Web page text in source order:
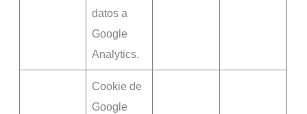
datos a
Google
Analytics.
Cookie de
Google